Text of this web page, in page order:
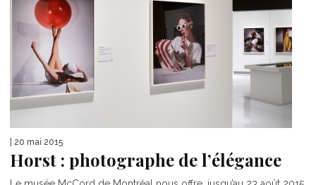
| 20 mai 2015
Horst : photographe de l’élégance